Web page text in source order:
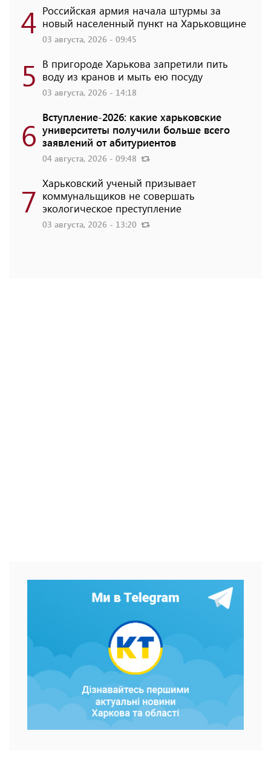
4 Российская армия начала штурмы за
новый населенный пункт на Харьковщине
03 августа, 2026 - 09:45
5 В пригороде Харькова запретили пить
воду из кранов и мыть ею посуду
03 августа, 2026 - 14:18
6 Вступление-2026: какие харьковские
университеты получили больше всего
заявлений от абитуриентов
04 августа, 2026 - 09:48
7 Харьковский ученый призывает
коммунальщиков не совершать
экологическое преступление
03 августа, 2026 - 13:20